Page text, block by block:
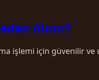
Alınır?
işlemi için güvenilir